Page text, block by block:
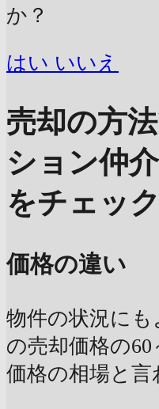
か？
はい いいえ
売却の方
ション仲
をチェック
価格の違い
物件の状況に
の売却価格の
価格の相場と言